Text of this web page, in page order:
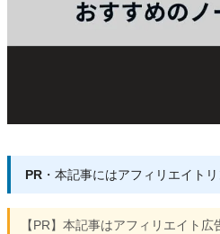
PR ・本記事にはアフィリエイト
【PR】本記事はアフィリエイト